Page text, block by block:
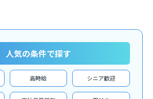
人気の条件で探す
高時給 シニア歓迎